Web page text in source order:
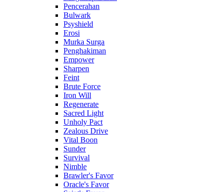
Pencerahan
Bulwark
Psyshield
Erosi
Murka Surga
Penghakiman
Empower
Sharpen
Feint
Brute Force
Iron Will
Regenerate
Sacred Light
Unholy Pact
Zealous Drive
Vital Boon
Sunder
Survival
Nimble
Brawler's Favor
Oracle's Favor